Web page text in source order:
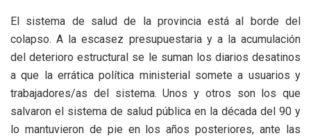
El sistema de salud de la provincia está al borde del
colapso. A la escasez presupuestaria y a la acumulación
del deterioro estructural se le suman los diarios desatinos
a que la errática política ministerial somete a usuarios y
trabajadores/as del sistema. Unos y otros son los que
salvaron el sistema de salud pública en la década del 90 y
lo mantuvieron de pie en los años posteriores, ante las